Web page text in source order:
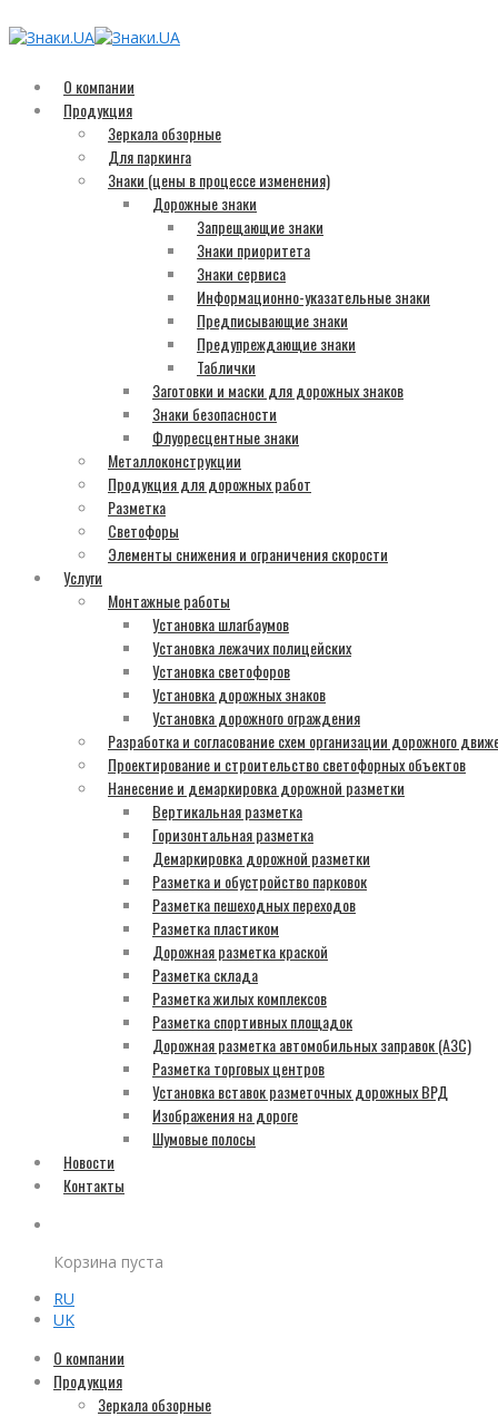
О компании
Продукция
Зеркала обзорные
Для паркинга
Знаки (цены в процессе изменения)
Дорожные знаки
Запрещающие знаки
Знаки приоритета
Знаки сервиса
Информационно-указательные знаки
Предписывающие знаки
Предупреждающие знаки
Таблички
Заготовки и маски для дорожных знаков
Знаки безопасности
Флуоресцентные знаки
Металлоконструкции
Продукция для дорожных работ
Разметка
Светофоры
Элементы снижения и ограничения скорости
Услуги
Монтажные работы
Установка шлагбаумов
Установка лежачих полицейских
Установка светофоров
Установка дорожных знаков
Установка дорожного ограждения
Разработка и согласование схем организации дорожного
Проектирование и строительство светофорных объектов
Нанесение и демаркировка дорожной разметки
Вертикальная разметка
Горизонтальная разметка
Демаркировка дорожной разметки
Разметка и обустройство парковок
Разметка пешеходных переходов
Разметка пластиком
Дорожная разметка краской
Разметка склада
Разметка жилых комплексов
Разметка спортивных площадок
Дорожная разметка автомобильных заправок (АЗС)
Разметка торговых центров
Установка вставок разметочных дорожных ВРД
Изображения на дороге
Шумовые полосы
Новости
Контакты
Корзина пуста
RU
UK
О компании
Продукция
Зеркала обзорные